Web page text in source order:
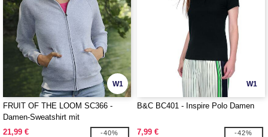
W1
FRUIT OF THE LOOM SC366 -
Damen-Sweatshirt mit
durchgehendem Reißverschluss
21,99 € -40%
W1
B&C BC401 - Inspire Polo Damen
7,99 € -42%